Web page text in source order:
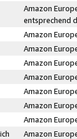
Amazon
entsprechend
Amazon
Amazon
Amazon
Amazon
Amazon
Amazon
Amazon
Amazon